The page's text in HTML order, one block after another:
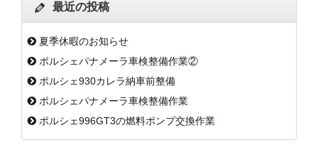
最近の投稿
夏季休暇のお知らせ
ポルシェパナメーラ車検整備作業②
ポルシェ930カレラ納車前整備
ポルシェパナメーラ車検整備作業
ポルシェ996GT3の燃料ポンプ交換作業